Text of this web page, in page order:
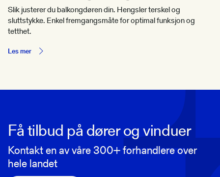
Slik justerer du balkongdøren din. Hengsler terskel og
sluttstykke. Enkel fremgangsmåte for optimal funksjon og
tetthet.
Les mer
Få tilbud på dører og vinduer
Kontakt en av våre 300+ forhandlere over
hele landet